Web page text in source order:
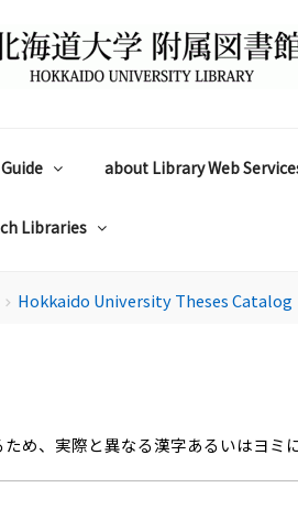
about Library Web
Libraries
chevron_right Hokkaido University Theses Catalog
め、実際と異なる漢字あるいはヨミ